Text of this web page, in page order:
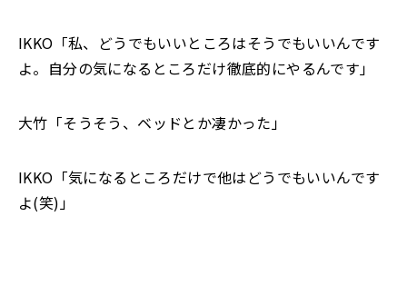
IKKO「私、どうでもいいところはそうでもいいんです
よ。自分の気になるところだけ徹底的にやるんです」
大竹「そうそう、ベッドとか凄かった」
IKKO「気になるところだけで他はどうでもいいんです
よ(笑)」